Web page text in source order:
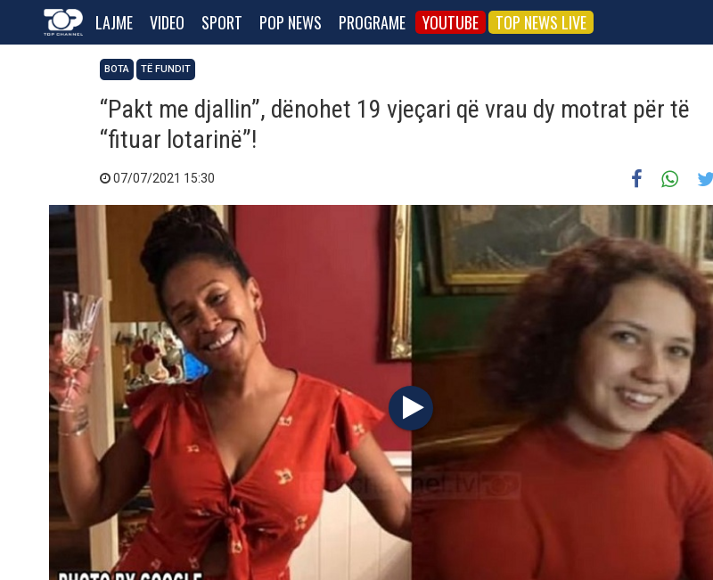
LAJME VIDEO SPORT POP NEWS PROGRAME YOUTUBE TOP NEWS LIVE
BOTA TË FUNDIT
“Pakt me djallin”, dënohet 19 vjeçari që vrau dy motrat për të
“fituar lotarinë”!
07/07/2021 15:30